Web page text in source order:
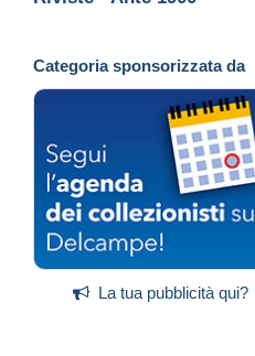
Categoria sponsorizzata da
La tua pubblicità qui?